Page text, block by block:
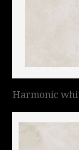
Harmonic